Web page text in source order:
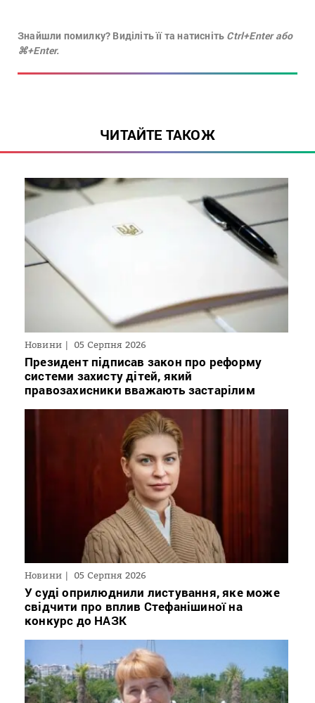
Знайшли помилку? Виділіть її та натисніть Ctrl+Enter або
⌘+Enter.
ЧИТАЙТЕ ТАКОЖ
Новини 05 Серпня 2026
Президент підписав закон про реформу
системи захисту дітей, який
правозахисники вважають застарілим
Новини 05 Серпня 2026
У суді оприлюднили листування, яке може
свідчити про вплив Стефанішиної на
конкурс до НАЗК